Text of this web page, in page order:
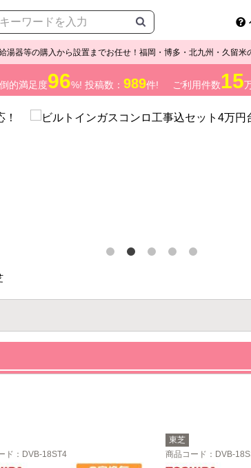
湯器等の購入から設置までお任せ！福岡・博多・北九州・久留米
的満足度96%! 投稿数： 989件! ご利用件数15
ド ：DVB-18ST4
東芝
商品コード ：DVB-